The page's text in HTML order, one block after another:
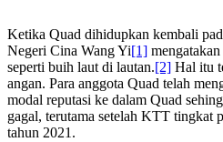
Ketika Quad dihidupkan kembali
Negeri Cina Wang Yi[1]
seperti buih laut di lautan.[2] Hal itu
angan. Para anggota Quad telah
modal reputasi ke dalam Quad
gagal, terutama setelah KTT tingkat
tahun 2021.